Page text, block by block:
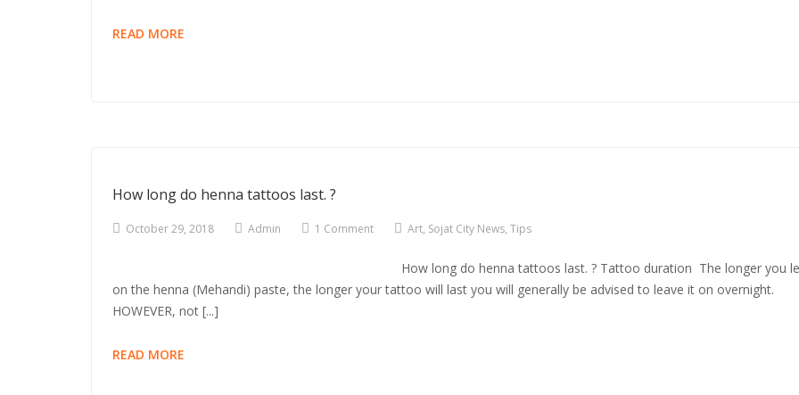
READ MORE
जो
नही
How long do henna tattoos last. ?
October 29, 2018 Admin 1 Comment Art, Sojat City News, Tips
How long do henna tattoos last. ? Tattoo duration The longer you
on the henna (Mehandi) paste, the longer your tattoo will last you will generally be advised to leave it on overnight.
HOWEVER, not [...]
READ MORE